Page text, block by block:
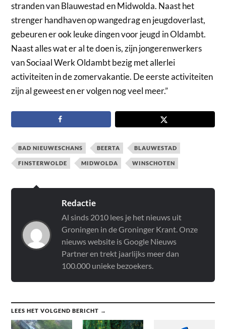
stranden van Blauwestad en Midwolda. Naast het
strenger handhaven op wangedrag en jeugdoverlast,
gebeuren er ook leuke dingen voor jeugd in Oldambt.
Naast alles wat er al te doen is, zijn jongerenwerkers
van Sociaal Werk Oldambt bezig met allerlei
activiteiten in de zomervakantie. De eerste activiteiten
zijn al geweest en er volgen nog veel meer.”
BAD NIEUWESCHANS BEERTA BLAUWESTAD
FINSTERWOLDE MIDWOLDA WINSCHOTEN
Redactie
Al sinds 2010 lees je het nieuws uit
Groningen in de Groninger Krant. Onze
nieuws website is Google Nieuws
Partner en trekt jaarlijks meer dan
100.000 unieke bezoekers.
LEES HET VOLGEND BERICHT →